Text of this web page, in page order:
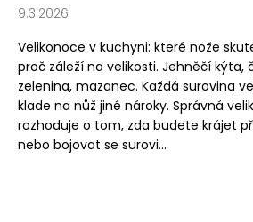
9.3.2026
Velikonoce v kuchyni: které nože
proč záleží na velikosti. Jehněčí kýta,
zelenina, mazanec. Každá surovina
klade na nůž jiné nároky. Správná
rozhoduje o tom, zda budete krájet
nebo bojovat se surovi...
HLEDAT
D
o
p